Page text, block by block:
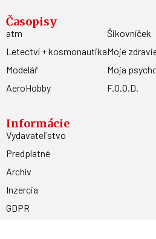
Časopisy
atm
Letectví + kosmonautika
Modelář
AeroHobby
Šikovníček
Moje
Moja
F.O.O.D.
Informácie
Vydavateľstvo
Predplatné
Archív
Inzercia
GDPR